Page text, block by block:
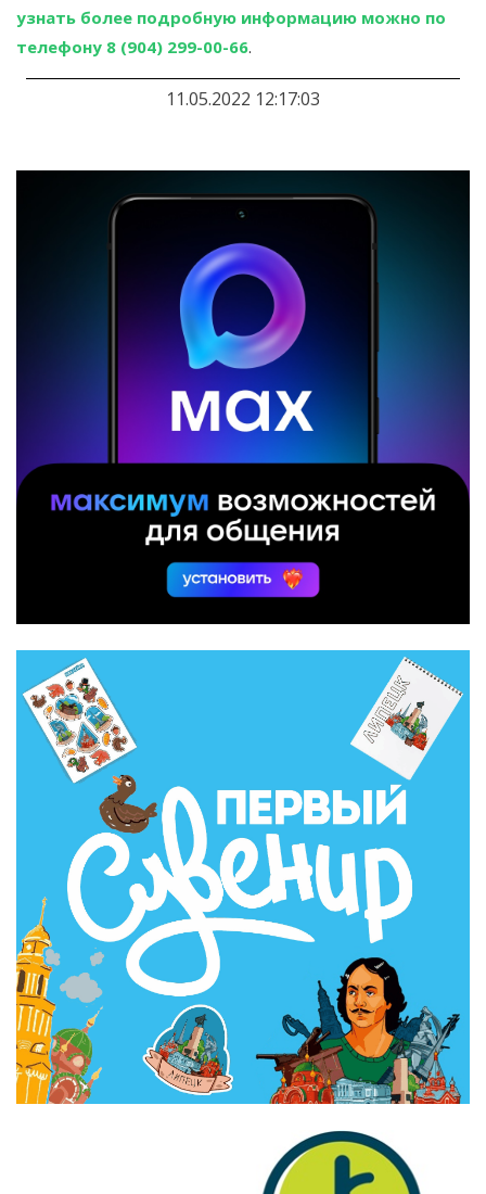
узнать более подробную информацию можно по
телефону 8 (904) 299-00-66.
11.05.2022 12:17:03